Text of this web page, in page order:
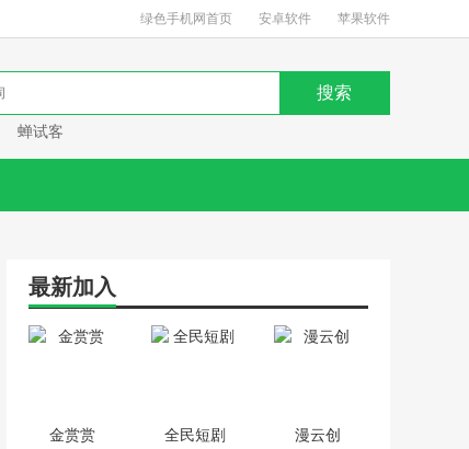
绿色手机网首页 安卓软件 苹果软件
蝉试客
最新加入
金赏赏 全民短剧 漫云创